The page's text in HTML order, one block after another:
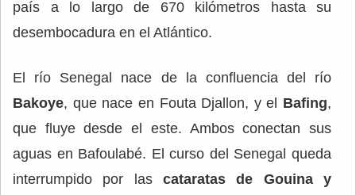
país a lo largo de 670 kilómetros hasta su
desembocadura en el Atlántico.
El río Senegal nace de la confluencia del río
Bakoye, que nace en Fouta Djallon, y el Bafing,
que fluye desde el este. Ambos conectan sus
aguas en Bafoulabé. El curso del Senegal queda
interrumpido por lascataratas de Gouina y